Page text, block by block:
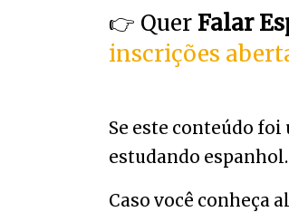
👉 QuerFalar
inscrições
Se este conteúdo
estudando espanhol.
Caso você conheça